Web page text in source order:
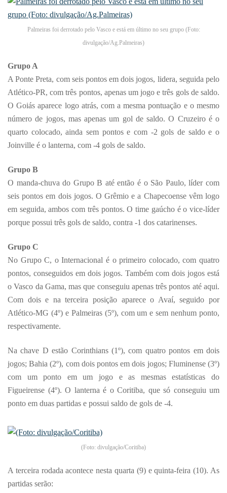
Palmeiras foi derrotado pelo Vasco e está em último no seu grupo (Foto:
divulgação/Ag.Palmeiras)
Grupo A
A Ponte Preta, com seis pontos em dois jogos, lidera, seguida pelo
Atlético-PR, com três pontos, apenas um jogo e três gols de saldo.
O Goiás aparece logo atrás, com a mesma pontuação e o mesmo
número de jogos, mas apenas um gol de saldo. O Cruzeiro é o
quarto colocado, ainda sem pontos e com -2 gols de saldo e o
Joinville é o lanterna, com -4 gols de saldo.
Grupo B
O manda-chuva do Grupo B até então é o São Paulo, líder com
seis pontos em dois jogos. O Grêmio e a Chapecoense vêm logo
em seguida, ambos com três pontos. O time gaúcho é o vice-líder
porque possui três gols de saldo, contra -1 dos catarinenses.
Grupo C
No Grupo C, o Internacional é o primeiro colocado, com quatro
pontos, conseguidos em dois jogos. Também com dois jogos está
o Vasco da Gama, mas que conseguiu apenas três pontos até aqui.
Com dois e na terceira posição aparece o Avaí, seguido por
Atlético-MG (4º) e Palmeiras (5º), com um e sem nenhum ponto,
respectivamente.
Na chave D estão Corinthians (1º), com quatro pontos em dois
jogos; Bahia (2º), com dois pontos em dois jogos; Fluminense (3º)
com um ponto em um jogo e as mesmas estatísticas do
Figueirense (4º). O lanterna é o Coritiba, que só conseguiu um
ponto em duas partidas e possui saldo de gols de -4.
(Foto: divulgação/Coritiba)
A terceira rodada acontece nesta quarta (9) e quinta-feira (10). As
partidas serão: